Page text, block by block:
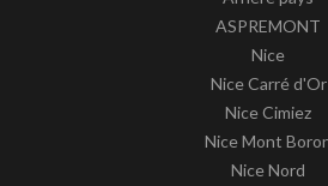
ASPREMONT
Nice
Nice Carré d'Or
Nice Cimiez
Nice Mont
Nice Nord